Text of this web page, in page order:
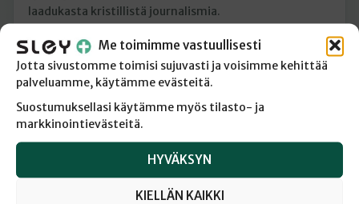
Me toimimme vastuullisesti
Jotta sivustomme toimisi sujuvasti ja voisimme kehittää
palveluamme, käytämme evästeitä.
Suostumuksellasi käytämme myös tilasto- ja
markkinointievästeitä.
HYVÄKSYN
KIELLÄN KAIKKI
laadukasta kristillistä journalismia.
Minulla on jo lukuoikeus
Tilaan verkkolukuoikeuden